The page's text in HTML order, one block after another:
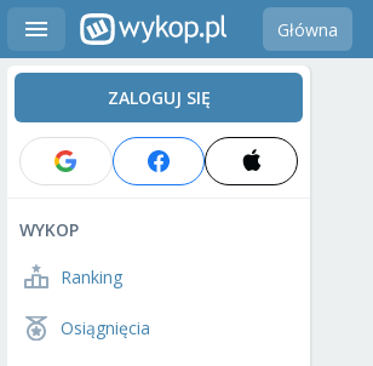
Główna
ZALOGUJ SIĘ
WYKOP
Ranking
Osiągnięcia